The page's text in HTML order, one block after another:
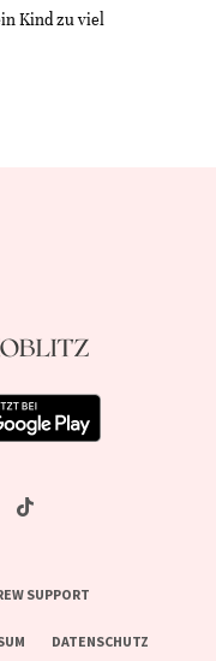
Kind zu viel
SUPPORT
DATENSCHUTZ